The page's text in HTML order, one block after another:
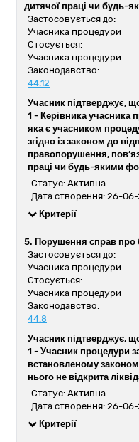
дитячої праці чи будь-
Застосовується до:
Учасника процедури
Стосується:
Учасника процедури
Законодавство:
44.12
Учасник підтверджує,
1 - Керівника учасника
яка є учасником
згідно із законом до
правопорушення,
праці чи будь-якими
Статус: Активна
Дата створення: 26-06-
Критерії
5. Порушення справ про
Застосовується до:
Учасника процедури
Стосується:
Учасника процедури
Законодавство:
44.8
Учасник підтверджує,
1 - Учасник процедури
встановленому
нього не відкрита
Статус: Активна
Дата створення: 26-06-
Критерії